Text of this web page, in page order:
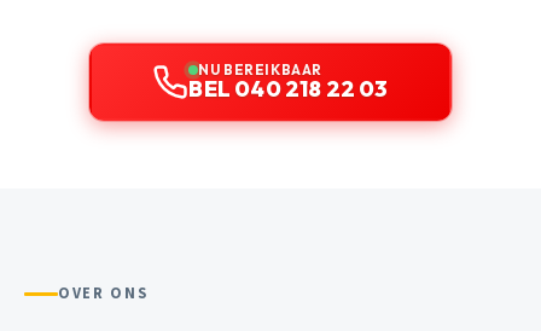
NU BEREIKBAAR
BEL 040 218 22 03
OVER ONS